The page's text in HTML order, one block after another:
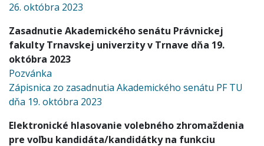
26. októbra 2023
Zasadnutie Akademického senátu Právnickej
fakulty Trnavskej univerzity v Trnave dňa 19.
októbra 2023
Pozvánka
Zápisnica zo zasadnutia Akademického senátu PF TU
dňa 19. októbra 2023
Elektronické hlasovanie volebného zhromaždenia
pre voľbu kandidáta/kandidátky na funkciu